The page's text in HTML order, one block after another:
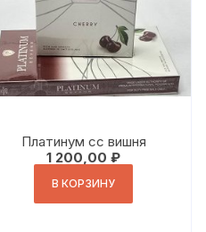
Платинум сс вишня
1 200,00 ₽
В КОРЗИНУ